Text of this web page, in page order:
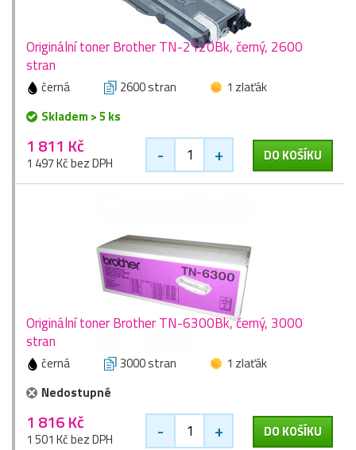
Originální toner Brother TN-2120Bk, černý, 2600
stran
černá 2600 stran
1 zlaťák
Skladem > 5 ks
1 811 Kč
1 497 Kč bez DPH - + DO KOŠÍKU
Originální toner Brother TN-6300Bk, černý, 3000
stran
černá 3000 stran
1 zlaťák
Nedostupné
1 816 Kč
1 501 Kč bez DPH - + DO KOŠÍKU